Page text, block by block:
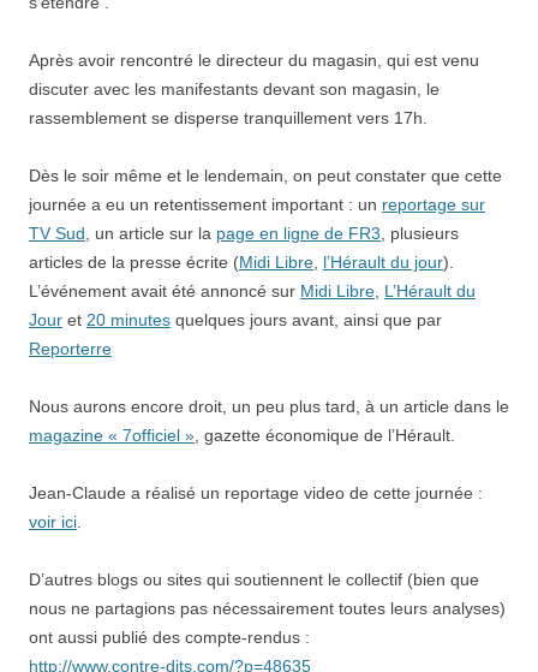
Après avoir rencontré le directeur du magasin, qui est venu
discuter avec les manifestants devant son magasin, le
rassemblement se disperse tranquillement vers 17h.
Dès le soir même et le lendemain, on peut constater que cette
journée a eu un retentissement important : un reportage sur
TV Sud , un article sur la page en ligne de FR3 , plusieurs
articles de la presse écrite (Midi Libre l’Hérault du jour).
L’événement avait été annoncé sur Midi Libre L’Hérault du
Jour et 20 minutes quelques jours avant, ainsi que par
Reporterre
Nous aurons encore droit, un peu plus tard, à un article dans le
magazine « 7officiel » , gazette économique de l’Hérault.
Jean-Claude a réalisé un reportage video de cette journée :
voir ici
D’autres blogs ou sites qui soutiennent le collectif (bien que
nous ne partagions pas nécessairement toutes leurs analyses)
ont aussi publié des compte-rendus :
http://www.contre-dits.com/?p=48635